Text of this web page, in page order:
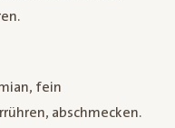
fein
abschmecken.